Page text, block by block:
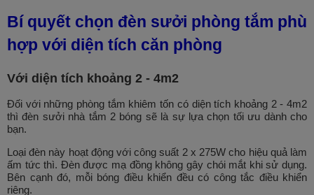
Bí quyết chọn đèn sưởi phòng tắm phù
hợp với diện tích căn phòng
Với diện tích khoảng 2 - 4m2
Đối với những phòng tắm khiêm tốn có diện tích khoảng 2 - 4m2
thì đèn sưởi nhà tắm 2 bóng sẽ là sự lựa chọn tối ưu dành cho
bạn.
Loại đèn này hoạt động với công suất 2 x 275W cho hiệu quả làm
ấm tức thì. Đèn được mạ đồng không gây chói mắt khi sử dụng.
Bên cạnh đó, mỗi bóng điều khiển đều có công tắc điều khiển
riêng.